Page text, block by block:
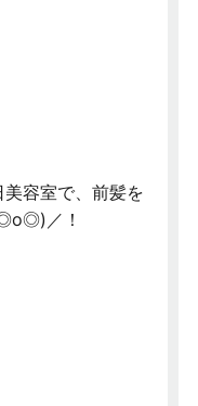
容室で、前髪を
／！